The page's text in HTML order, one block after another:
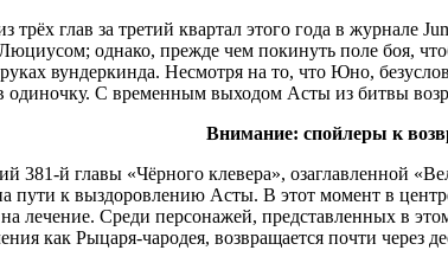
трёх глав за третий квартал этого года в
однако, прежде чем покинуть поле боя,
руках вундеркинда. Несмотря на то, что Юно,
одиночку. С временным выходом Асты из битвы
Внимание: спойлеры к
381-й главы «Чёрного клевера», озаглавленной
пути к выздоровлению Асты. В этот момент в
лечение. Среди персонажей, представленных в
как Рыцаря-чародея, возвращается почти через